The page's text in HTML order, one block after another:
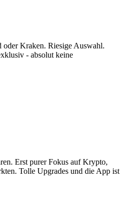
oder Kraken. Riesige Auswahl.
- absolut keine
Erst purer Fokus auf Krypto,
Tolle Upgrades und die App ist